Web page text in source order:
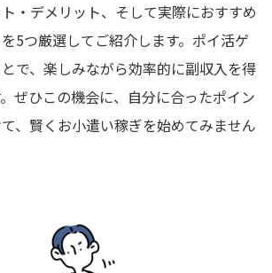
・デメリット、そして実際におすすめ
5つ厳選してご紹介します。ポイ活ゲ
で、楽しみながら効率的に副収入を得
ぜひこの機会に、自分に合ったポイン
、賢くお小遣い稼ぎを始めてみません